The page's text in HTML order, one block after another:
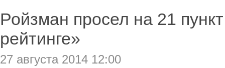
Ройзман просел на 21
рейтинге»
27 августа 2014 12:00